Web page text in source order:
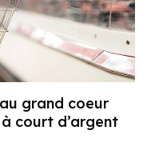
grand coeur
court d’argent